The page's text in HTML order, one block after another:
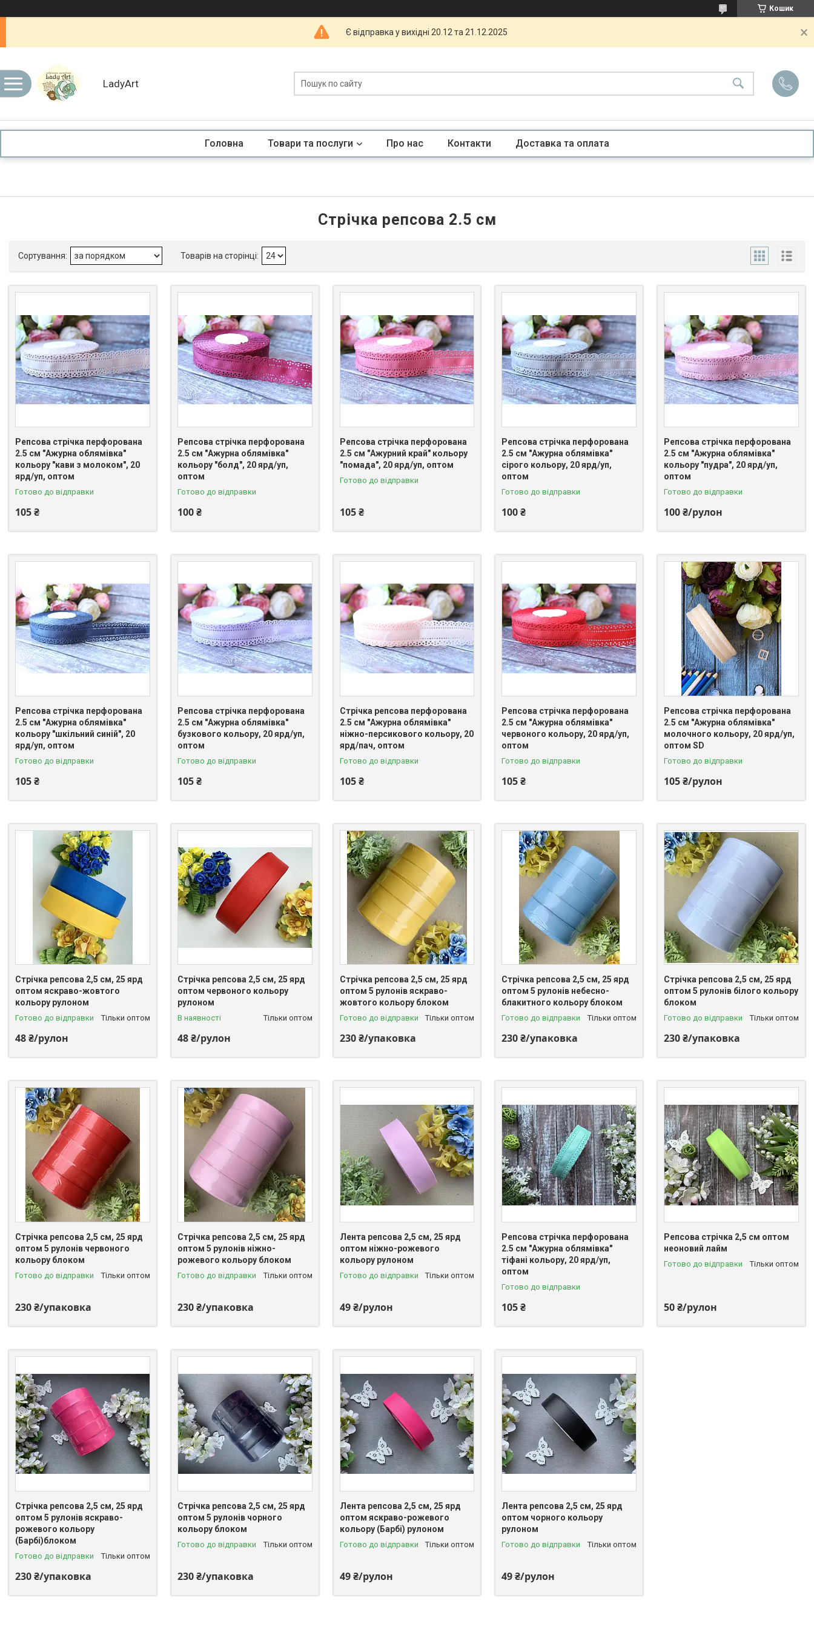
Кошик
Є відправка у вихідні 20.12 та 21.12.2025
LadyArt
Головна Товари та послуги Про нас Контакти Доставка та оплата
Стрічка репсова 2.5 см
Репсова стрічка перфорована
2.5 см "Ажурна облямівка"
кольору "кави з молоком", 20
ярд/уп, оптом
Готово до відправки
105 ₴
Репсова стрічка перфорована
2.5 см "Ажурна облямівка"
кольору "болд", 20 ярд/уп,
оптом
Готово до відправки
100 ₴
Репсова стрічка перфорована
2.5 см "Ажурний край" кольору
"помада", 20 ярд/уп, оптом
Готово до відправки
105 ₴
Репсова стрічка перфорована
2.5 см "Ажурна облямівка"
сірого кольору, 20 ярд/уп,
оптом
Готово до відправки
100 ₴
Репсова стрічка перфорована
2.5 см "Ажурна облямівка"
кольору "пудра", 20 ярд/уп,
оптом
Готово до відправки
100 ₴/рулон
Репсова стрічка перфорована
2.5 см "Ажурна облямівка"
кольору "шкільний синій", 20
ярд/уп, оптом
Готово до відправки
105 ₴
Репсова стрічка перфорована
2.5 см "Ажурна облямівка"
бузкового кольору, 20 ярд/уп,
оптом
Готово до відправки
105 ₴
Стрічка репсова перфорована
2.5 см "Ажурна облямівка"
ніжно-персикового кольору, 20
ярд/пач, оптом
Готово до відправки
105 ₴
Репсова стрічка перфорована
2.5 см "Ажурна облямівка"
червоного кольору, 20 ярд/уп,
оптом
Готово до відправки
105 ₴
Репсова стрічка перфорована
2.5 см "Ажурна облямівка"
молочного кольору, 20 ярд/уп,
оптом SD
Готово до відправки
105 ₴/рулон
Стрічка репсова 2,5 см, 25 ярд
оптом яскраво-жовтого
кольору рулоном
Готово до відправки Тільки оптом
48 ₴/рулон
Стрічка репсова 2,5 см, 25 ярд
оптом червоного кольору
рулоном
В наявності Тільки оптом
48 ₴/рулон
Стрічка репсова 2,5 см, 25 ярд
оптом 5 рулонів яскраво-
жовтого кольору блоком
Готово до відправки Тільки оптом
230 ₴/упаковка
Стрічка репсова 2,5 см, 25 ярд
оптом 5 рулонів небесно-
блакитного кольору блоком
Готово до відправки Тільки оптом
230 ₴/упаковка
Стрічка репсова 2,5 см, 25 ярд
оптом 5 рулонів білого кольору
блоком
Готово до відправки Тільки оптом
230 ₴/упаковка
Стрічка репсова 2,5 см, 25 ярд
оптом 5 рулонів червоного
кольору блоком
Готово до відправки Тільки оптом
230 ₴/упаковка
Стрічка репсова 2,5 см, 25 ярд
оптом 5 рулонів ніжно-
рожевого кольору блоком
Готово до відправки Тільки оптом
230 ₴/упаковка
Лента репсова 2,5 см, 25 ярд
оптом ніжно-рожевого
кольору рулоном
Готово до відправки Тільки оптом
49 ₴/рулон
Репсова стрічка перфорована
2.5 см "Ажурна облямівка"
тіфані кольору, 20 ярд/уп,
оптом
Готово до відправки
105 ₴
Репсова стрічка 2,5 см оптом
неоновий лайм
Готово до відправки Тільки оптом
50 ₴/рулон
Стрічка репсова 2,5 см, 25 ярд
оптом 5 рулонів яскраво-
рожевого кольору
(Барбі)блоком
Готово до відправки Тільки оптом
230 ₴/упаковка
Стрічка репсова 2,5 см, 25 ярд
оптом 5 рулонів чорного
кольору блоком
Готово до відправки Тільки оптом
230 ₴/упаковка
Лента репсова 2,5 см, 25 ярд
оптом яскраво-рожевого
кольору (Барбі) рулоном
Готово до відправки Тільки оптом
49 ₴/рулон
Лента репсова 2,5 см, 25 ярд
оптом чорного кольору
рулоном
Готово до відправки Тільки оптом
49 ₴/рулон